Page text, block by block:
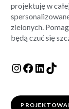
projektuję w
zielonych.
będą czuć się